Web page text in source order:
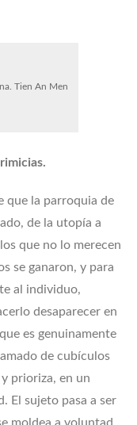
Tien An Men
que la parroquia de
de la utopía a
que no lo merecen
se ganaron, y para
al individuo,
desaparecer en
es genuinamente
de cubículos
prioriza, en un
El sujeto pasa a ser